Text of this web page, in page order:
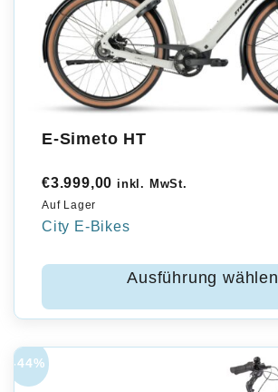
E-Simeto HT
€3.999,00 inkl. MwSt.
Auf Lager
City E-Bikes
Ausführung wählen
-44%